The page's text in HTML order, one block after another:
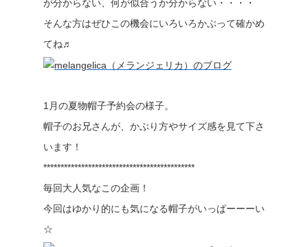
が分からない、何が似合うか分からない・・・・
そんな方はぜひこの機会にいろいろかぶって確かめ
てね♬
1月の夏物帽子予約会の様子。
帽子のお兄さんが、かぶり方やサイズ感を見て下さ
います！
********************************************
毎回大人気なこの企画！
今回はゆかり的にも気になる帽子がいっぱーーーい
☆